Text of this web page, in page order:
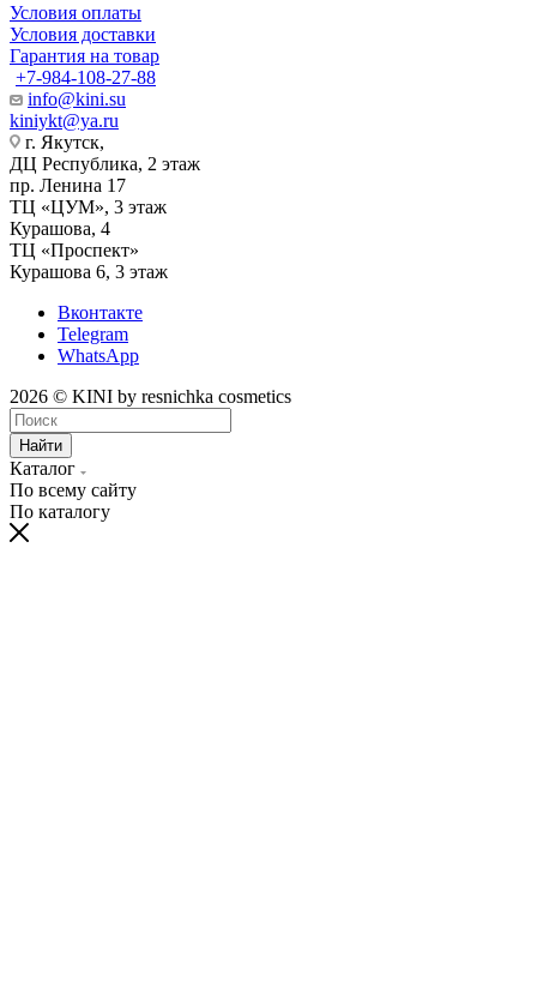
Условия оплаты
Условия доставки
Гарантия на товар
+7-984-108-27-88
info@kini.su
kiniykt@ya.ru
г. Якутск, ​‌
ДЦ Республика, 2 этаж
‌‌пр. Ленина 17
‌ТЦ «ЦУМ», 3 этаж
‌Курашова, 4
ТЦ «Проспект»
Курашова 6, 3 этаж
Вконтакте
Telegram
WhatsApp
2026 © KINI by resnichka cosmetics
Найти
Каталог
По всему сайту
По каталогу